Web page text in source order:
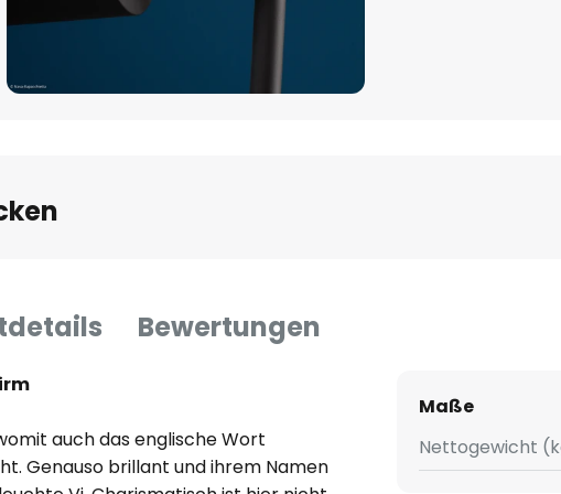
Bewertungen
auch das englische Wort
Genauso brillant und ihrem Namen
Maße
Nettogewicht